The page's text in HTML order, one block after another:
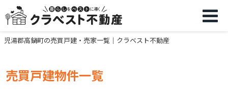
児湯郡高鍋町の売買戸建・売家一覧｜クラベスト不動産
売買戸建物件一覧